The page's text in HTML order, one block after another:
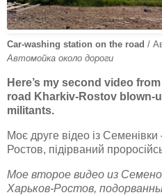
Car-washing station on the road /
Автомойка около дороги
Here’s my second video
road Kharkiv-Rostov blown-
militants.
Моє друге відео із
Ростов, підірваний
Мое второе видео из
Харьков-Ростов,